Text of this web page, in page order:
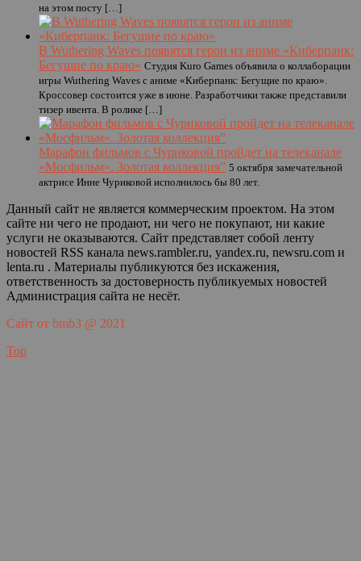
на этом посту […]
В Wuthering Waves появятся герои из аниме «Киберпанк:
Бегущие по краю» Студия Kuro Games объявила о коллаборации
игры Wuthering Waves с аниме «Киберпанк: Бегущие по краю».
Кроссовер состоится уже в июне. Разработчики также представили
тизер ивента. В ролике […]
Марафон фильмов с Чуриковой пройдет на телеканале
«Мосфильм». Золотая коллекция” 5 октября замечательной
актрисе Инне Чуриковой исполнилось бы 80 лет.
Данный сайт не является коммерческим проектом. На этом
сайте ни чего не продают, ни чего не покупают, ни какие
услуги не оказываются. Сайт представляет собой ленту
новостей RSS канала news.rambler.ru, yandex.ru, newsru.com и
lenta.ru . Материалы публикуются без искажения,
ответственность за достоверность публикуемых новостей
Администрация сайта не несёт.
Сайт от bmb3 @ 2021
Top